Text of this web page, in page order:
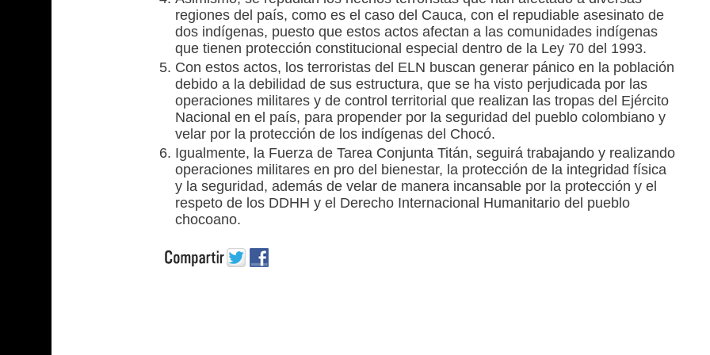
regiones del país, como es el caso del Cauca, con el repudiable asesinato de
dos indígenas, puesto que estos actos afectan a las comunidades indígenas
que tienen protección constitucional especial dentro de la Ley 70 del 1993.
Con estos actos, los terroristas del ELN buscan generar pánico en la población
debido a la debilidad de sus estructura, que se ha visto perjudicada por las
operaciones militares y de control territorial que realizan las tropas del Ejército
Nacional en el país, para propender por la seguridad del pueblo colombiano y
velar por la protección de los indígenas del Chocó.
Igualmente, la Fuerza de Tarea Conjunta Titán, seguirá trabajando y realizando
operaciones militares en pro del bienestar, la protección de la integridad física
y la seguridad, además de velar de manera incansable por la protección y el
respeto de los DDHH y el Derecho Internacional Humanitario del pueblo
chocoano.